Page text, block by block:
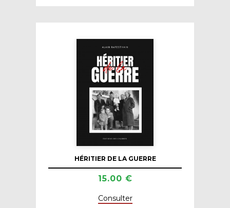
HÉRITIER DE LA GUERRE
15.00 €
Consulter